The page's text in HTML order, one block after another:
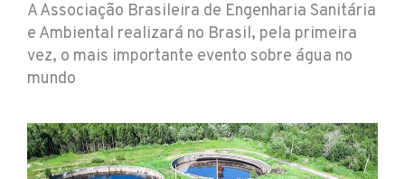
A Associação Brasileira de Engenharia Sanitária
e Ambiental realizará no Brasil, pela primeira
vez, o mais importante evento sobre água no
mundo